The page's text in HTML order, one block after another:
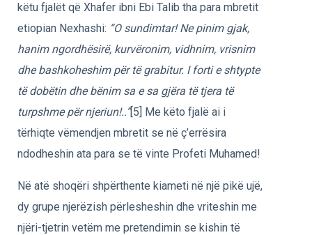
këtu fjalët që Xhafer ibni Ebi Talib tha para mbretit
etiopian Nexhashi: “O sundimtar! Ne pinim gjak,
hanim ngordhësirë, kurvëronim, vidhnim, vrisnim
dhe bashkoheshim për të grabitur. I forti e shtypte
të dobëtin dhe bënim sa e sa gjëra të tjera të
turpshme për njeriun!..”[5] Me këto fjalë ai i
tërhiqte vëmendjen mbretit se në ç’errësira
ndodheshin ata para se të vinte Profeti Muhamed!
Në atë shoqëri shpërthente kiameti në një pikë ujë,
dy grupe njerëzish përlesheshin dhe vriteshin me
njëri-tjetrin vetëm me pretendimin se kishin të